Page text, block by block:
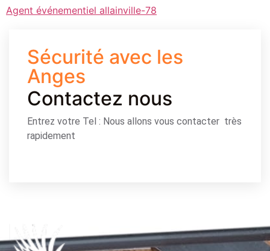
Agent événementiel allainville-78
Sécurité avec les
Anges
Contactez nous
Entrez votre Tel : Nous allons vous contacter très
rapidement